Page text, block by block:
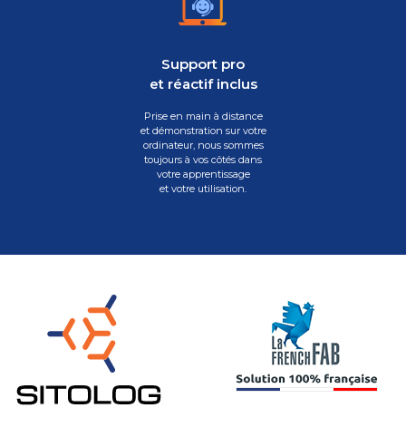
Support pro
et réactif inclus
Prise en main à distance
et démonstration sur votre
ordinateur, nous sommes
toujours à vos côtés dans
votre apprentissage
et votre utilisation.